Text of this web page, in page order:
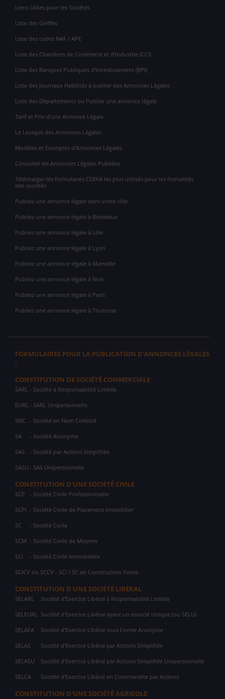
Liens Utiles pour les Sociétés
Liste des Greffes
Liste des codes NAF / APE
Liste des Chambres de Commerce et d'Industrie (CCI)
Liste des Banques Publiques d'Investissement (BPI)
Liste des Journaux Habilités à publier des Annonces Légales
Liste des Départements ou Publier une annonce légale
Tarif et Prix d'une Annonce Légale
Le Lexique des Annonces Légales
Modèles et Exemples d'Annonces Légales
Consulter les Annonces Légales Publiées
Télécharger les formulaires CERFA les plus utilisés pour les formalités
des sociétés
Publiez une annonce légale dans votre ville
Publiez une annonce légale à Bordeaux
Publiez une annonce légale à Lille
Publiez une annonce légale à Lyon
Publiez une annonce légale à Marseille
Publiez une annonce légale à Nice
Publiez une annonce légale à Paris
Publiez une annonce légale à Toulouse
FORMULAIRES POUR LA PUBLICATION D'ANNONCES LÉGALES
:
CONSTITUTION DE SOCIÉTÉ COMMERCIALE
SARL - Société à Responsabilité Limitée
EURL - SARL Unipersonnelle
SNC - Société en Nom Collectif
SA - Société Anonyme
SAS - Société par Actions Simplifiée
SASU - SAS Unipersonnelle
CONSTITUTION D'UNE SOCIÉTÉ CIVILE
SCP - Société Civile Professionnelle
SCPI - Société Civile de Placement Immobilier
SC - Société Civile
SCM - Société Civile de Moyens
SCI - Société Civile Immobilière
SCICV ou SCCV - SCI / SC de Construction Vente
CONSTITUTION D'UNE SOCIÉTÉ LIBÉRAL
SELARL Société d'Exercice Libéral à Responsabilité Limitée
SELEURL Société d'Exercice Libéral ayant un associé Unique (ou SELU)
SELAFA Société d'Exercice Libéral sous Forme Anonyme
SELAS Société d'Exercice Libéral par Actions Simplifiée
SELASU Société d'Exercice Libéral par Actions Simplifiée Unipersonnelle
SELCA Société d'Exercice Libéral en Commandite par Actions
CONSTITUTION D'UNE SOCIÉTÉ AGRICOLE